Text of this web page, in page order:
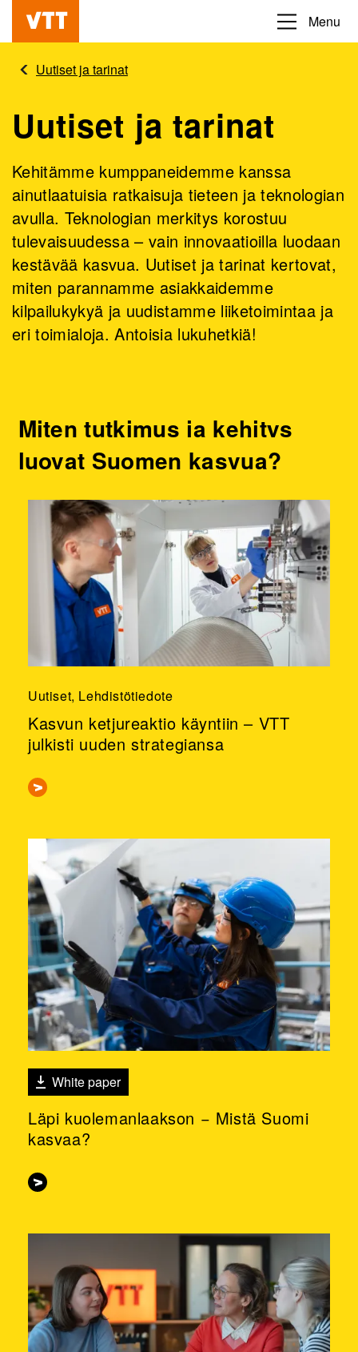
Hyppää
pääsisältöön
Beyond
obvious
Menu
Uutiset ja tarinat
Uutiset ja tarinat
Kehitämme kumppaneidemme kanssa
ainutlaatuisia ratkaisuja tieteen ja teknologian
avulla. Teknologian merkitys korostuu
tulevaisuudessa – vain innovaatioilla luodaan
kestävää kasvua. Uutiset ja tarinat kertovat,
miten parannamme asiakkaidemme
kilpailukykyä ja uudistamme liiketoimintaa ja
eri toimialoja. Antoisia lukuhetkiä!
Miten tutkimus ja kehitys
luovat Suomen kasvua?
Uutiset, Lehdistötiedote
Kasvun ketjureaktio käyntiin – VTT
julkisti uuden strategiansa
White paper
Läpi kuolemanlaakson − Mistä Suomi
kasvaa?